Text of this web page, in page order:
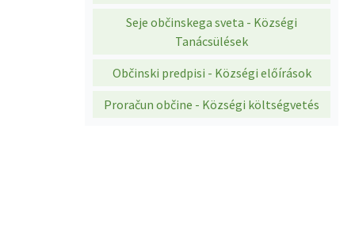
Seje občinskega sveta - Községi
Tanácsülések
Občinski predpisi - Községi előírások
Proračun občine - Községi költségvetés